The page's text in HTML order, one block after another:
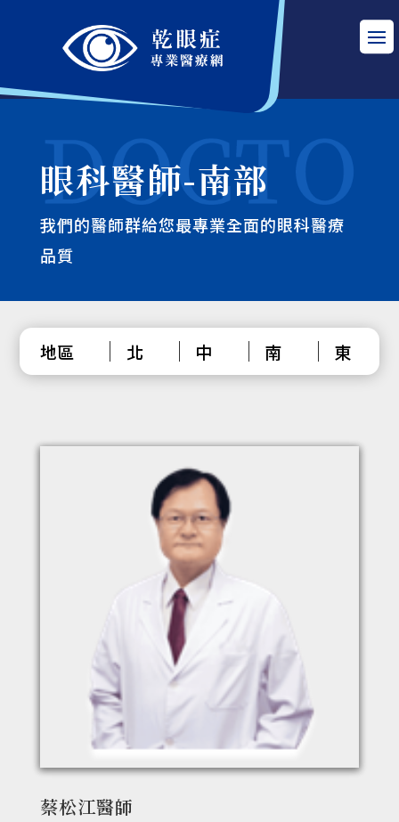
眼科醫師-南部
我們的醫師群給您最專業全面的眼科醫療
品質
地區 北 中 南 東
蔡松江醫師